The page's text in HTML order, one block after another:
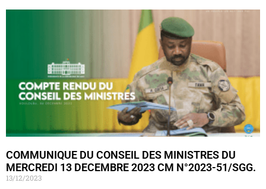
COMMUNIQUE DU CONSEIL DES MINISTRES DU
MERCREDI 13 DECEMBRE 2023 CM N°2023-51/SGG.
13/12/2023